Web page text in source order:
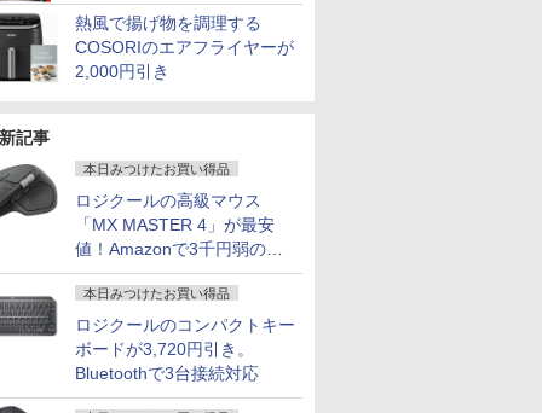
熱風で揚げ物を調理する
COSORIのエアフライヤーが
2,000円引き
記事
本日みつけたお買い得品
ロジクールの高級マウス
「MX MASTER 4」が最安
値！Amazonで3千円弱の割
引
本日みつけたお買い得品
ロジクールのコンパクトキー
ボードが3,720円引き。
Bluetoothで3台接続対応